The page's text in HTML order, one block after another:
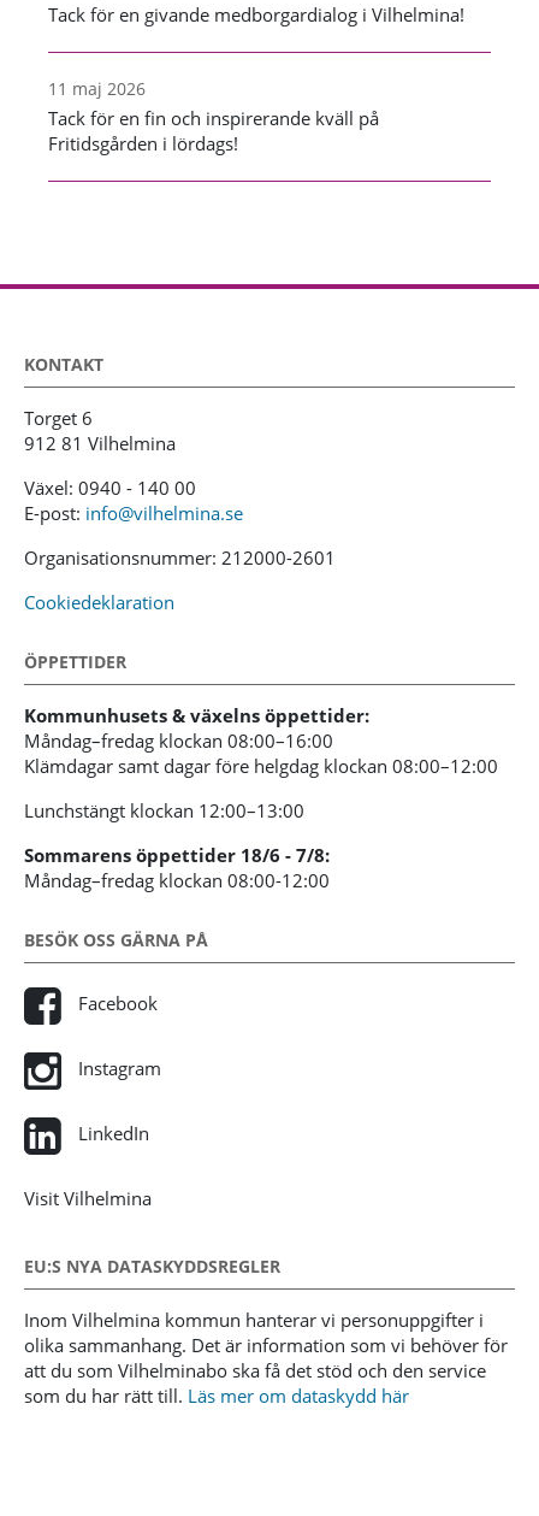
Tack för en givande medborgardialog i Vilhelmina!
11 maj 2026
Tack för en fin och inspirerande kväll på
Fritidsgården i lördags!
KONTAKT
Torget 6
912 81 Vilhelmina
Växel: 0940 - 140 00
E-post: info@vilhelmina.se
Organisationsnummer: 212000-2601
Cookiedeklaration
ÖPPETTIDER
Kommunhusets & växelns öppettider:
Måndag–fredag klockan 08:00–16:00
Klämdagar samt dagar före helgdag klockan 08:00–12:00
Lunchstängt klockan 12:00–13:00
Sommarens öppettider 18/6 - 7/8:
Måndag–fredag klockan 08:00-12:00
BESÖK OSS GÄRNA PÅ
Facebook
Instagram
LinkedIn
Visit Vilhelmina
EU:S NYA DATASKYDDSREGLER
Inom Vilhelmina kommun hanterar vi personuppgifter i
olika sammanhang. Det är information som vi behöver för
att du som Vilhelminabo ska få det stöd och den service
som du har rätt till. Läs mer om dataskydd här